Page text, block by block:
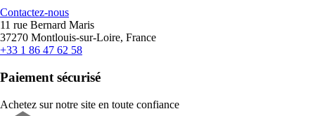
Contactez-nous
11 rue Bernard Maris
37270 Montlouis-sur-Loire, France
+33 1 86 47 62 58
Paiement sécurisé
Achetez sur notre site en toute confiance